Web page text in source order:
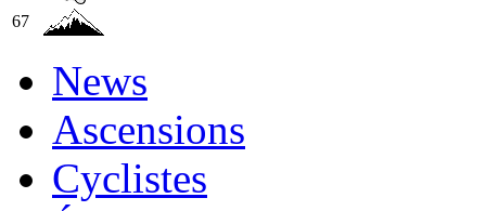
67
News
Ascensions
Cyclistes